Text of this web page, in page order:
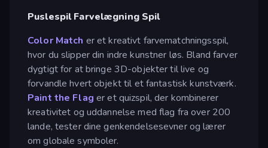
Puslespil Farvelægning Spil
Color Match er et kreativt farvematchningsspil,
hvor du slipper din indre kunstner løs. Bland farver
dygtigt for at bringe 3D-objekter til live og
forvandle hvert objekt til et fantastisk kunstværk.
Paint the Flag er et quizspil, der kombinerer
kreativitet og uddannelse med flag fra over 200
lande, tester dine genkendelsesevner og lærer
om globale symboler.